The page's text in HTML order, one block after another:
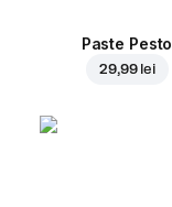
Paste Pesto
29,99 lei